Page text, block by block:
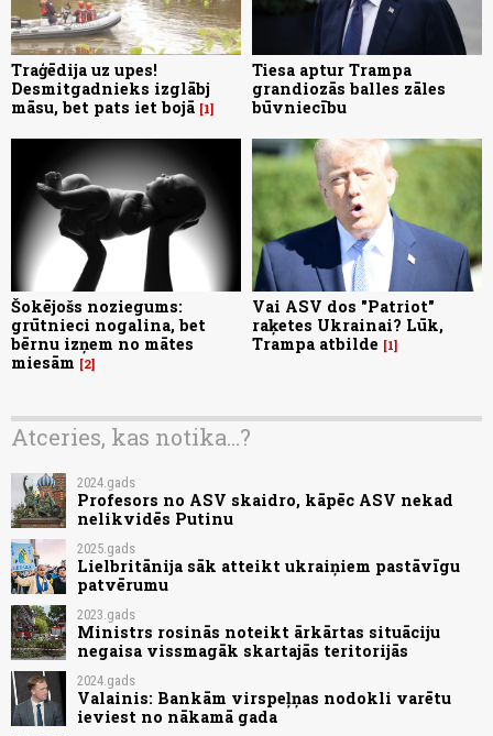
Traģēdija uz upes!
Desmitgadnieks izglābj
māsu, bet pats iet bojā 1
Tiesa aptur Trampa
grandiozās balles zāles
būvniecību
Šokējošs noziegums:
grūtnieci nogalina, bet
bērnu izņem no mātes
miesām
2
Vai ASV dos "Patriot"
raķetes Ukrainai? Lūk,
Trampa atbilde
1
Atceries, kas notika...?
2024.gads
Profesors no ASV skaidro, kāpēc ASV nekad
nelikvidēs Putinu
2025.gads
Lielbritānija sāk atteikt ukraiņiem pastāvīgu
patvērumu
2023.gads
Ministrs rosinās noteikt ārkārtas situāciju
negaisa vissmagāk skartajās teritorijās
2024.gads
Valainis: Bankām virspeļņas nodokli varētu
ieviest no nākamā gada